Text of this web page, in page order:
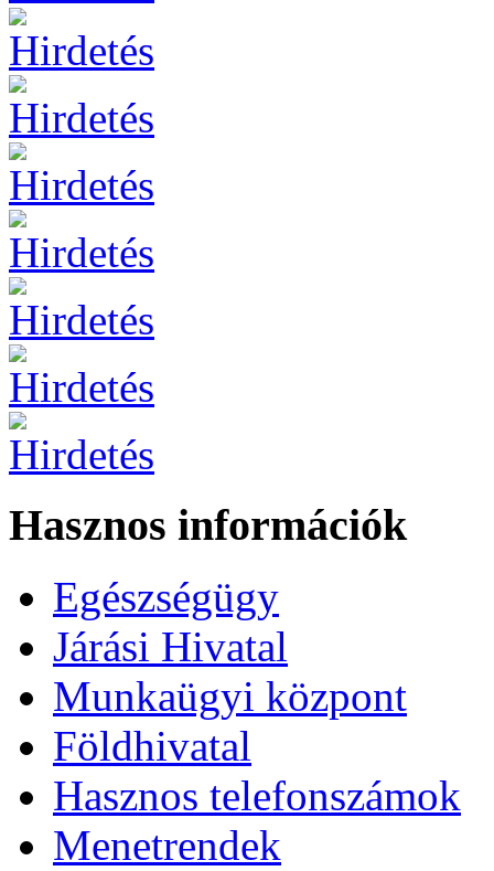
Hasznos információk
Egészségügy
Járási Hivatal
Munkaügyi központ
Földhivatal
Hasznos telefonszámok
Menetrendek